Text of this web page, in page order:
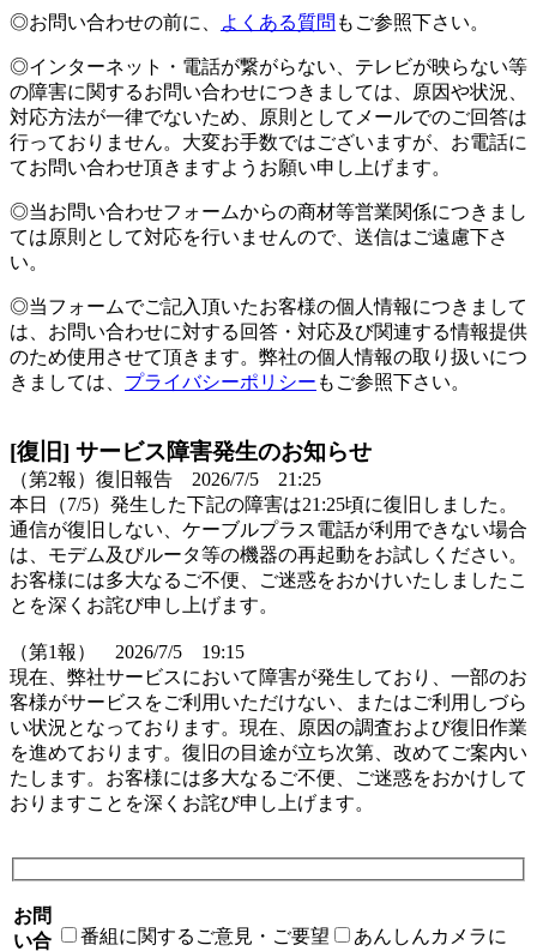
◎お問い合わせの前に、 よくある質問 もご参照下さい。
◎インターネット・電話が繋がらない、テレビが映らない等
の障害に関するお問い合わせにつきましては、原因や状況、
対応方法が一律でないため、原則としてメールでのご回答は
行っておりません。大変お手数ではございますが、お電話に
てお問い合わせ頂きますようお願い申し上げます。
◎当お問い合わせフォームからの商材等営業関係につきまし
ては原則として対応を行いませんので、送信はご遠慮下さ
い。
◎当フォームでご記入頂いたお客様の個人情報につきまして
は、お問い合わせに対する回答・対応及び関連する情報提供
のため使用させて頂きます。弊社の個人情報の取り扱いにつ
きましては、 プライバシーポリシー もご参照下さい。
[復旧] サービス障害発生のお知らせ
（第2報）復旧報告 2026/7/5 21:25
本日（7/5）発生した下記の障害は21:25頃に復旧しました。
通信が復旧しない、ケーブルプラス電話が利用できない場合
は、モデム及びルータ等の機器の再起動をお試しください。
お客様には多大なるご不便、ご迷惑をおかけいたしましたこ
とを深くお詫び申し上げます。
（第1報） 2026/7/5 19:15
現在、弊社サービスにおいて障害が発生しており、一部のお
客様がサービスをご利用いただけない、またはご利用しづら
い状況となっております。現在、原因の調査および復旧作業
を進めております。復旧の目途が立ち次第、改めてご案内い
たします。お客様には多大なるご不便、ご迷惑をおかけして
おりますことを深くお詫び申し上げます。
お問
い合
番組に関するご意見・ご要望 あんしんカメラに